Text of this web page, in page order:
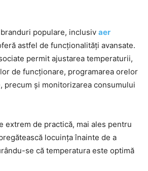
populare, inclusiv aer
astfel de funcționalități avansate.
permit ajustarea temperaturii,
de funcționare, programarea orelor
precum și monitorizarea consumului
extrem de practică, mai ales pentru
locuința înainte de a
se că temperatura este optimă